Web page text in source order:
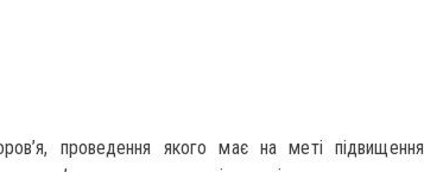
проведення якого має на меті підвищення